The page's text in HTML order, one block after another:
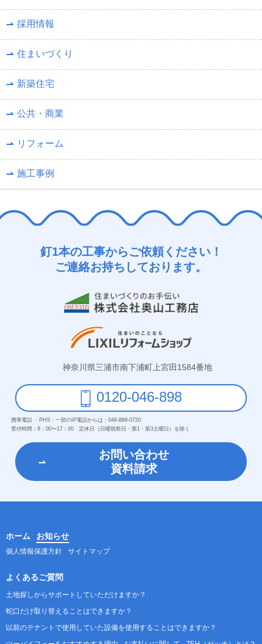
採用情報
住まいづくり
新築住宅
公共・商業
リフォーム
施工事例
釘1本の工事からご依頼ください！
ご連絡お持ちしております。
神奈川県三浦市南下浦町上宮田1584番地
0120-046-898
お問い合わせ
資料請求
携帯電話 ・PHS・一部のIP電話からは： 046-889-0720
受付時間： 8：00〜17：00 定休日（日曜祝祭日・第1・第3土曜日）を除く
ホーム お知らせ
個人情報保護方針 サイトマップ
よくあるご質問
土地探しからサポートしていただけますか？
蛇口だけ取り替えることはできますか？
以前のテナントで使用していた設備を使用することはできますか？